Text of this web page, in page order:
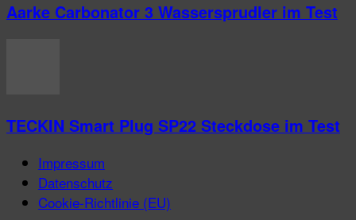
Aarke Carbonator 3 Wassersprudler im Test
TECKIN Smart Plug SP22 Steckdose im Test
Impressum
Datenschutz
Cookie-Richtlinie (EU)